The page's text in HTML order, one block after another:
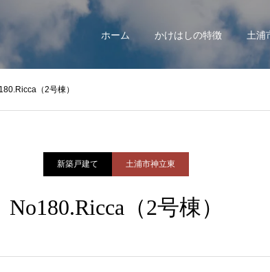
ホーム かけはしの特徴 土浦
（2号棟）
新築戸建て 土浦市神立東
No180.Ricca（2号棟）